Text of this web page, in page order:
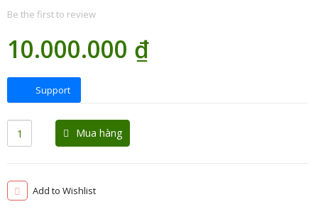
Be the first to review
10.000.000 ₫
Support
Mua hàng
Add to Wishlist